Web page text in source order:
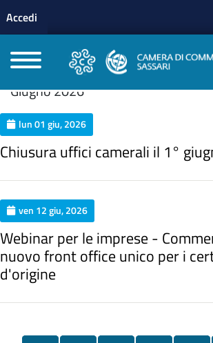
profilo utente
Accedi
Giugno 2026
lun 01 giu, 2026
Chiusura uffici camerali il 1°
ven 12 giu, 2026
Webinar per le imprese -
nuovo front office unico per i
d'origine